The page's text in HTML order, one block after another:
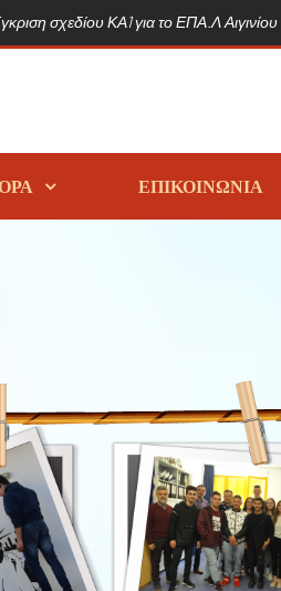
σχεδίου ΚΑ1 για το ΕΠΑ.Λ Αιγινίου
ΕΠΙΚΟΙΝΩΝΙΑ